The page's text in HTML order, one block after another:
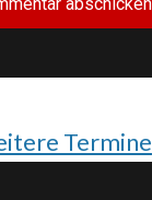
Termine